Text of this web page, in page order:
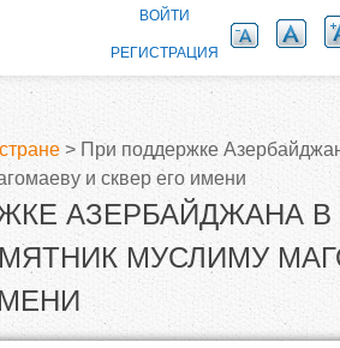
> При поддержке
и сквер его имени
АЗЕРБАЙДЖАНА В
МУСЛИМУ
ВОЙТИ
РЕГИСТРАЦИЯ